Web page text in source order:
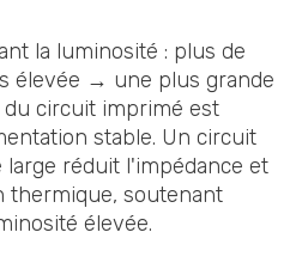
la luminosité : plus de
élevée → une plus grande
circuit imprimé est
stable. Un circuit
large réduit l'impédance et
thermique, soutenant
élevée.